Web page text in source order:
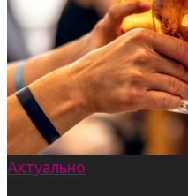
Актуально